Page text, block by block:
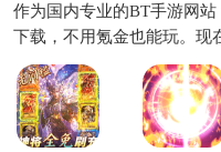
作为国内专业的BT手游网
下载，不用氪金也能玩。现
下载，让大家可以第一时间
BT游戏就上苹果手机bt版
就送VIP，心动就马上行动。